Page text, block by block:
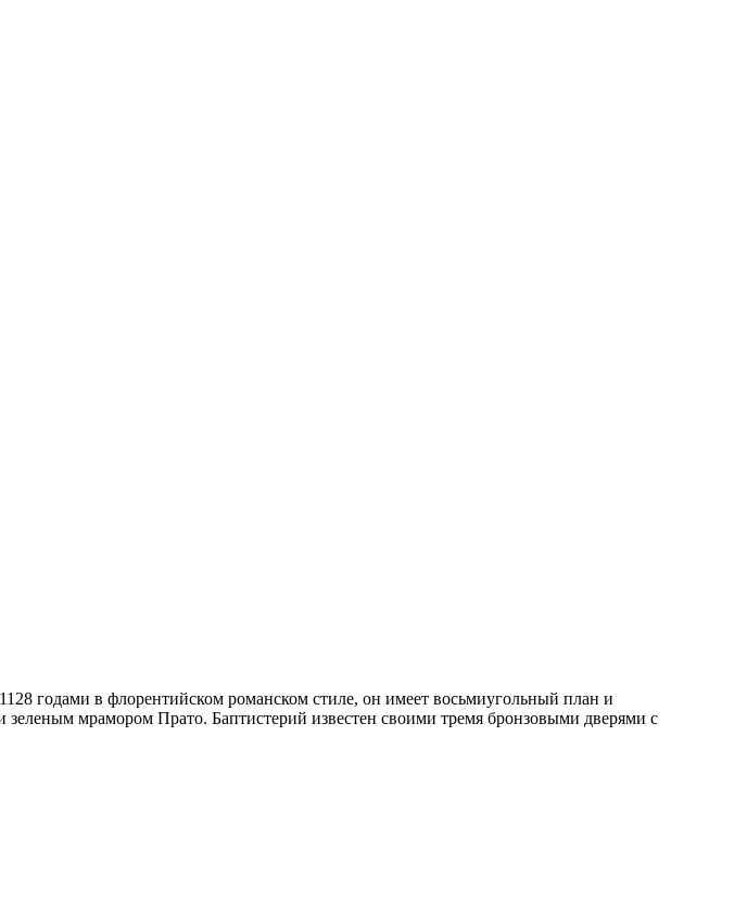
годами в флорентийском романском стиле, он имеет восьмиугольный план и
мрамором Прато. Баптистерий известен своими тремя бронзовыми дверями с